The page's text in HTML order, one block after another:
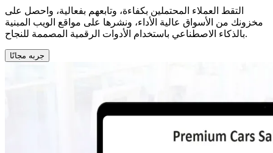
التقط العملاء المحتملين بكفاءة، وتابعهم بفعالية، واحصل على
مخزونك من الأسواق عالية الأداء، ونشرها على مواقع الويب المبنية
بالذكاء الاصطناعي باستخدام الأدوات الرقمية المصممة للنجاح.
جربه مجانًا